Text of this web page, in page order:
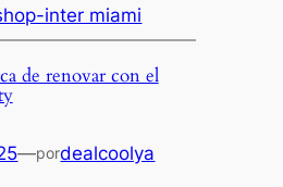
inter miami
de renovar con el
—pordealcoolya